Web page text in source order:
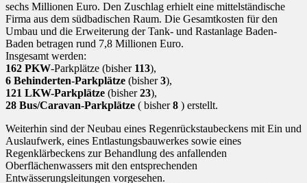
sechs Millionen Euro. Den Zuschlag erhielt eine mittelständische
Firma aus dem südbadischen Raum. Die Gesamtkosten für den
Umbau und die Erweiterung der Tank- und Rastanlage Baden-
Baden betragen rund 7,8 Millionen Euro.
Insgesamt werden:
162 PKW-Parkplätze (bisher 113),
6 Behinderten-Parkplätze (bisher3),
121 LKW-Parkplätze (bisher23),
28 Bus/Caravan-Parkplätze ( bisher8 ) erstellt.
Weiterhin sind der Neubau eines Regenrückstaubeckens mit Ein und
Auslaufwerk, eines Entlastungsbauwerkes sowie eines
Regenklärbeckens zur Behandlung des anfallenden
Oberflächenwassers mit den entsprechenden
Entwässerungsleitungen vorgesehen.